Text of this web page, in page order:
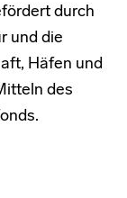
durch
und die
Häfen und
des